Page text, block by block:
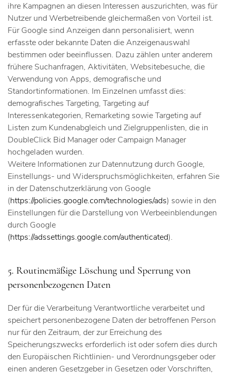
ihre Kampagnen an diesen Interessen auszurichten, was für
Nutzer und Werbetreibende gleichermaßen von Vorteil ist.
Für Google sind Anzeigen dann personalisiert, wenn
erfasste oder bekannte Daten die Anzeigenauswahl
bestimmen oder beeinflussen. Dazu zählen unter anderem
frühere Suchanfragen, Aktivitäten, Websitebesuche, die
Verwendung von Apps, demografische und
Standortinformationen. Im Einzelnen umfasst dies:
demografisches Targeting, Targeting auf
Interessenkategorien, Remarketing sowie Targeting auf
Listen zum Kundenabgleich und Zielgruppenlisten, die in
DoubleClick Bid Manager oder Campaign Manager
hochgeladen wurden.
Weitere Informationen zur Datennutzung durch Google,
Einstellungs- und Widerspruchsmöglichkeiten, erfahren Sie
in der Datenschutzerklärung von Google
(https://policies.google.com/technologies/ads) sowie in den
Einstellungen für die Darstellung von Werbeeinblendungen
durch Google
(https://adssettings.google.com/authenticated).
5. Routinemäßige Löschung und Sperrung von
personenbezogenen Daten
Der für die Verarbeitung Verantwortliche verarbeitet und
speichert personenbezogene Daten der betroffenen Person
nur für den Zeitraum, der zur Erreichung des
Speicherungszwecks erforderlich ist oder sofern dies durch
den Europäischen Richtlinien- und Verordnungsgeber oder
einen anderen Gesetzgeber in Gesetzen oder Vorschriften,